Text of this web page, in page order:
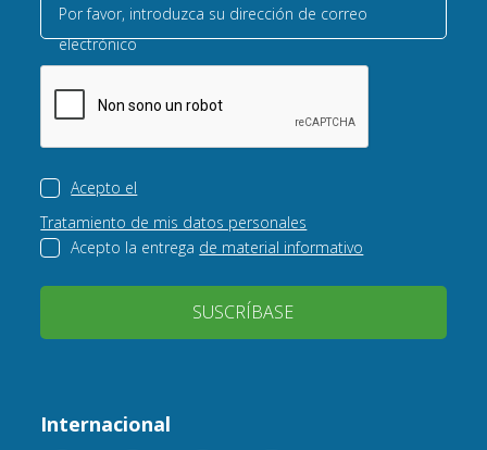
Por favor, introduzca su dirección de correo
electrónico
Acepto el
Tratamiento de mis datos personales
Acepto la entrega de material informativo
SUSCRÍBASE
Internacional